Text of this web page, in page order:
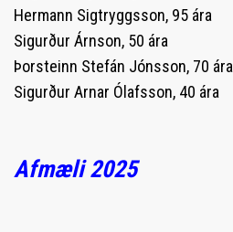
Hermann Sigtryggsson, 95 ára
Sigurður Árnson, 50 ára
Þorsteinn Stefán Jónsson, 70 ára
Sigurður Arnar Ólafsson, 40 ára
Afmæli 2025